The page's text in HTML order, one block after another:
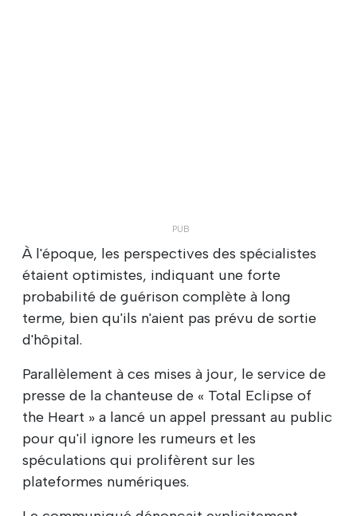
À l'époque, les perspectives des spécialistes
étaient optimistes, indiquant une forte
probabilité de guérison complète à long
terme, bien qu'ils n'aient pas prévu de sortie
d'hôpital.
Parallèlement à ces mises à jour, le service de
presse de la chanteuse de « Total Eclipse of
the Heart » a lancé un appel pressant au public
pour qu'il ignore les rumeurs et les
spéculations qui prolifèrent sur les
plateformes numériques.